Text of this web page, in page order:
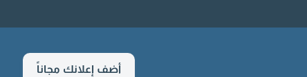
أضف إعلانك مجاناً